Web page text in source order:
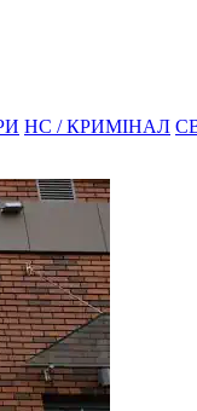
НС / КРИМІНАЛ